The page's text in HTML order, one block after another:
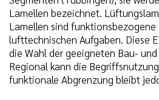
Lamellen bezeichnet.
Lamellen sind
lufttechnischen Aufgaben. Diese
die Wahl der geeigneten Bau-
Regional kann die
funktionale Abgrenzung bleibt